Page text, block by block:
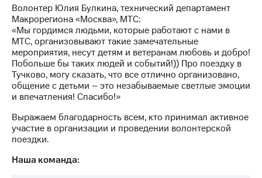
Волонтер Юлия Булкина, технический департамент
Макрорегиона «Москва», МТС:
«Мы гордимся людьми, которые работают с нами в
МТС, организовывают такие замечательные
мероприятия, несут детям и ветеранам любовь и добро!
Побольше бы таких людей и событий!)) Про поездку в
Тучково, могу сказать, что все отлично организовано,
общение с детьми – это незабываемые светлые эмоции
и впечатления! Спасибо!»
Выражаем благодарность всем, кто принимал активное
участие в организации и проведении волонтерской
поездки.
Наша команда: